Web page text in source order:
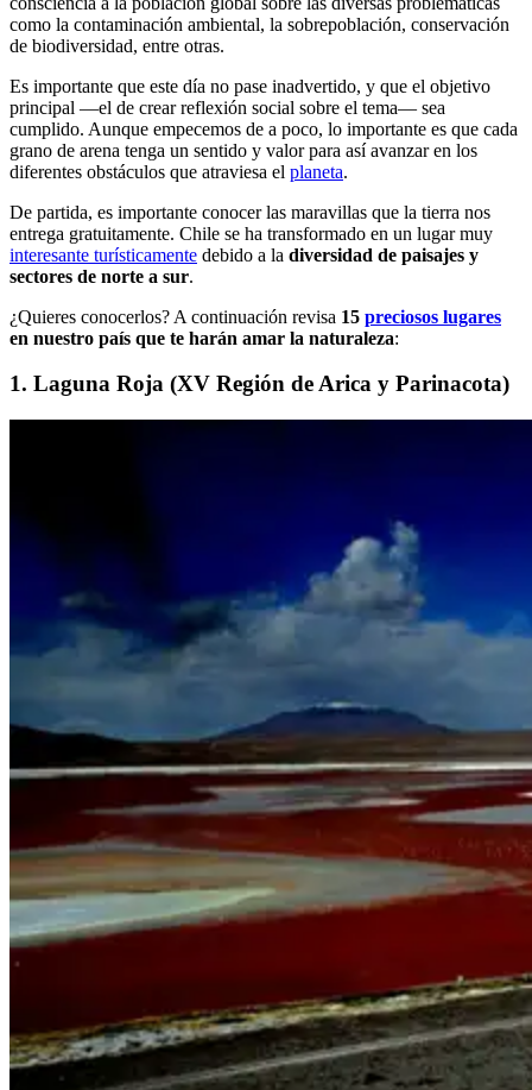
como la contaminación ambiental, la sobrepoblación, conservación
de biodiversidad, entre otras.
Es importante que este día no pase inadvertido, y que el objetivo
principal —el de crear reflexión social sobre el tema— sea
cumplido. Aunque empecemos de a poco, lo importante es que cada
grano de arena tenga un sentido y valor para así avanzar en los
diferentes obstáculos que atraviesa el planeta.
De partida, es importante conocer las maravillas que la tierra nos
entrega gratuitamente. Chile se ha transformado en un lugar muy
interesante turísticamente debido a la diversidad de paisajes y
sectores de norte a sur.
¿Quieres conocerlos? A continuación revisa 15 preciosos lugares
en nuestro país que te harán amar la naturaleza:
1. Laguna Roja (XV Región de Arica y Parinacota)